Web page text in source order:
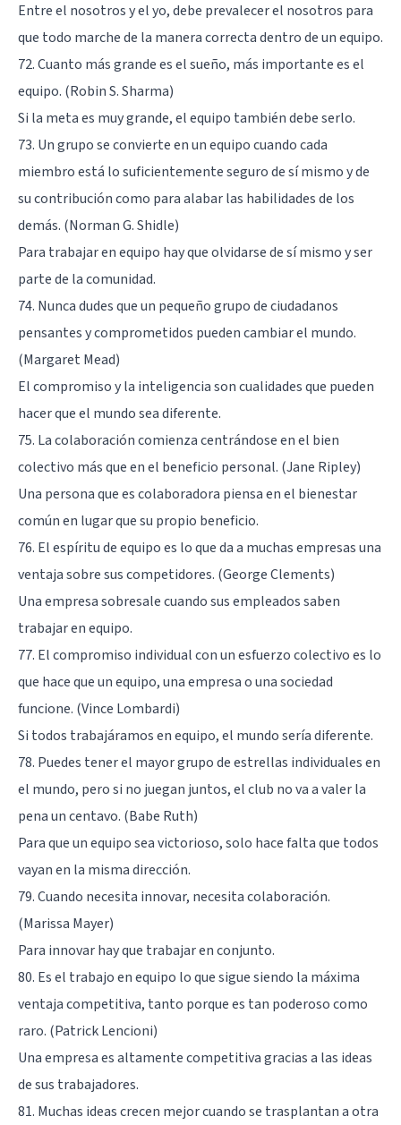
Entre el nosotros y el yo, debe prevalecer el nosotros para
que todo marche de la manera correcta dentro de un equipo.
72. Cuanto más grande es el sueño, más importante es el
equipo. (Robin S. Sharma)
Si la meta es muy grande, el equipo también debe serlo.
73. Un grupo se convierte en un equipo cuando cada
miembro está lo suficientemente seguro de sí mismo y de
su contribución como para alabar las habilidades de los
demás. (Norman G. Shidle)
Para trabajar en equipo hay que olvidarse de sí mismo y ser
parte de la comunidad.
74. Nunca dudes que un pequeño grupo de ciudadanos
pensantes y comprometidos pueden cambiar el mundo.
(Margaret Mead)
El compromiso y la inteligencia son cualidades que pueden
hacer que el mundo sea diferente.
75. La colaboración comienza centrándose en el bien
colectivo más que en el beneficio personal. (Jane Ripley)
Una persona que es colaboradora piensa en el bienestar
común en lugar que su propio beneficio.
76. El espíritu de equipo es lo que da a muchas empresas una
ventaja sobre sus competidores. (George Clements)
Una empresa sobresale cuando sus empleados saben
trabajar en equipo.
77. El compromiso individual con un esfuerzo colectivo es lo
que hace que un equipo, una empresa o una sociedad
funcione. (Vince Lombardi)
Si todos trabajáramos en equipo, el mundo sería diferente.
78. Puedes tener el mayor grupo de estrellas individuales en
el mundo, pero si no juegan juntos, el club no va a valer la
pena un centavo. (Babe Ruth)
Para que un equipo sea victorioso, solo hace falta que todos
vayan en la misma dirección.
79. Cuando necesita innovar, necesita colaboración.
(Marissa Mayer)
Para innovar hay que trabajar en conjunto.
80. Es el trabajo en equipo lo que sigue siendo la máxima
ventaja competitiva, tanto porque es tan poderoso como
raro. (Patrick Lencioni)
Una empresa es altamente competitiva gracias a las ideas
de sus trabajadores.
81. Muchas ideas crecen mejor cuando se trasplantan a otra